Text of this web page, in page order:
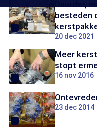
besteden
20 dec 2021
Meer
stopt
16 nov 2016
23 dec 2014